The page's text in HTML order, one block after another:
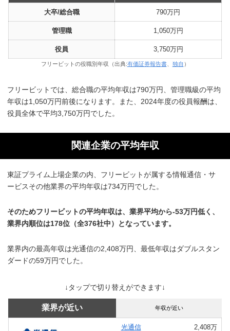
大卒/総合職 790万円
管理職 1,050万円
役員 3,750万円
フリービットの役職別年収（出典:有価証券報告書、 独自 ）
フリービットでは、総合職の平均年収は790万円、管理職級の平均
年収は1,050万円前後になります。また、2024年度の役員報酬は、
役員全体で平均3,750万円でした。
関連企業の平均年収
東証プライム上場企業の内、フリービットが属する情報通信・サ
ービスその他業界の平均年収は734万円でした。
そのためフリービットの平均年収は、業界平均から-53万円低く、
業界内順位は178位（全376社中）となっています。
業界内の最高年収は光通信の2,408万円、最低年収はダブルスタン
ダードの59万円でした。
↓タップで切り替えができます↓
業界が近い 年収が近い
光通信
2,408万